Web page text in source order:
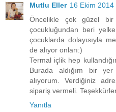
Mutlu Eller 16 Ekim 2014
Öncelikle çok güzel
çocukluğundan beri
çocuklarda dolayısıyla
de alıyor onları:)
Termal içlik hep
Burada aldığım bir
alıyorum. Verdiğiniz
sipariş vermeli.
Yanıtla